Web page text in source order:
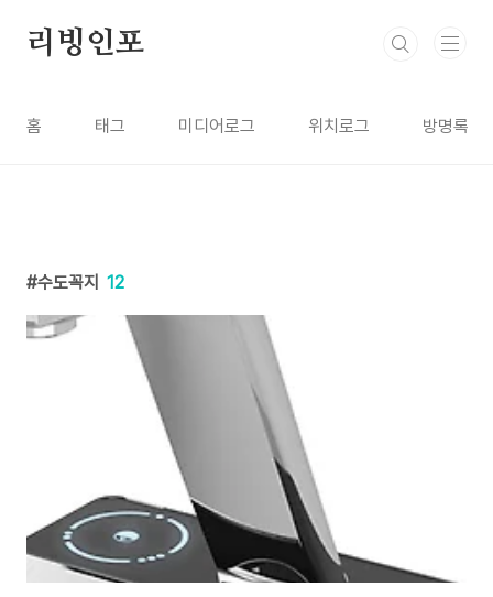
리빙인포
홈 태그 미디어로그 위치로그 방명록
수도꼭지 12